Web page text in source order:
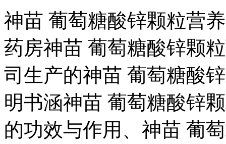
神苗 葡萄糖酸锌颗粒营
药房神苗 葡萄糖酸锌颗
司生产的神苗 葡萄糖酸
明书涵神苗 葡萄糖酸锌
的功效与作用、神苗 葡